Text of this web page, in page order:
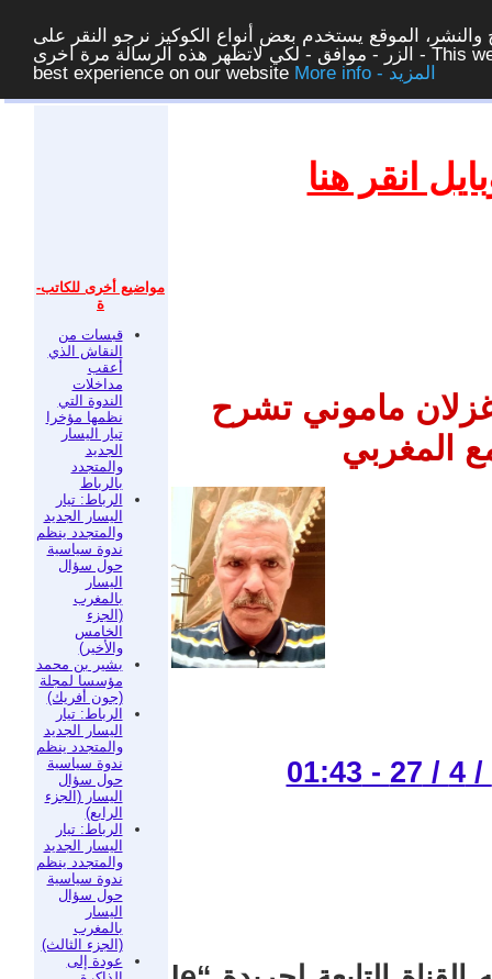
الموقع يستخدم بعض أنواع الكوكيز نرجو النقر على
الزر - موافق - لكي لاتظهر هذه الرسالة مرة اخرى - This website uses cookies to ensure you get the
best experience on our website
More info - المزيد
غلق
مواضيع أخرى للكاتب-
ة
قبسات من
النقاش الذي
أعقب
مداخلات
الندوة التي
نظمها مؤخرا
تيار اليسار
الجديد
والمتجدد
بالرباط
الرباط: تيار
اليسار الجديد
والمتجدد ينظم
ندوة سياسية
حول سؤال
اليسار
بالمغرب
(الجزء
الخامس
والأخير)
بشير بن محمد
مؤسسا لمجلة
(جون أفريك)
الرباط: تيار
اليسار الجديد
والمتجدد ينظم
ندوة سياسية
حول سؤال
اليسار (الجزء
الرابع)
الرباط: تيار
اليسار الجديد
والمتجدد ينظم
ندوة سياسية
حول سؤال
اليسار
بالمغرب
(الجزء الثالث)
عودة إلى
انقر هنا
غزلان ماموني تشرح
المغربي